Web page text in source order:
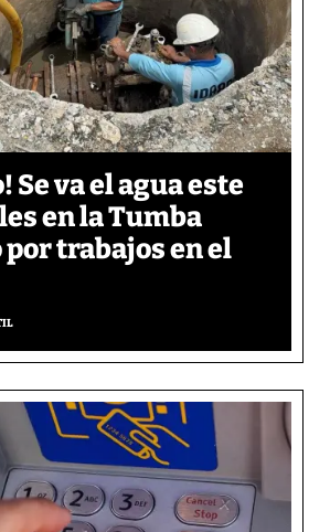
Se va el agua este
en la Tumba
trabajos en el